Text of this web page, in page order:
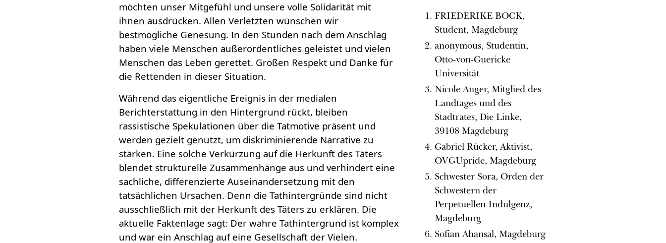
möchten unser Mitgefühl und unsere volle Solidarität mit
ihnen ausdrücken. Allen Verletzten wünschen wir
bestmögliche Genesung. In den Stunden nach dem Anschlag
haben viele Menschen außerordentliches geleistet und vielen
Menschen das Leben gerettet. Großen Respekt und Danke für
die Rettenden in dieser Situation.
Während das eigentliche Ereignis in der medialen
Berichterstattung in den Hintergrund rückt, bleiben
rassistische Spekulationen über die Tatmotive präsent und
werden gezielt genutzt, um diskriminierende Narrative zu
stärken. Eine solche Verkürzung auf die Herkunft des Täters
blendet strukturelle Zusammenhänge aus und verhindert eine
sachliche, differenzierte Auseinandersetzung mit den
tatsächlichen Ursachen. Denn die Tathintergründe sind nicht
ausschließlich mit der Herkunft des Täters zu erklären. Die
aktuelle Faktenlage sagt: Der wahre Tathintergrund ist komplex
und war ein Anschlag auf eine Gesellschaft der Vielen.
FRIEDERIKE BOCK,
Student, Magdeburg
anonymous, Studentin,
Otto-von-Guericke
Universität
Nicole Anger, Mitglied des
Landtages und des
Stadtrates, Die Linke,
39108 Magdeburg
Gabriel Rücker, Aktivist,
OVGUpride, Magdeburg
Schwester Sora, Orden der
Schwestern der
Perpetuellen Indulgenz,
Magdeburg
Sofian Ahansal, Magdeburg